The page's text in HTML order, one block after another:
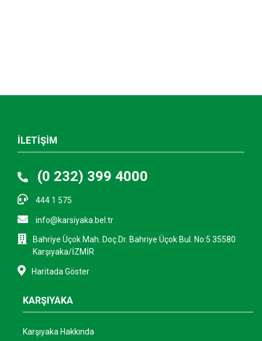
İLETİŞİM
(0 232) 399 4000
444 1 575
info@karsiyaka.bel.tr
Bahriye Üçok Mah. Doç.Dr. Bahriye Üçok Bul. No:5 35580
Karşıyaka/İZMİR
Haritada Göster
KARŞIYAKA
Karşıyaka Hakkında